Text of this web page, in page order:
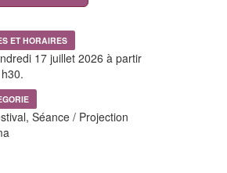
ET HORAIRES
17 juillet 2026 à partir
Séance / Projection